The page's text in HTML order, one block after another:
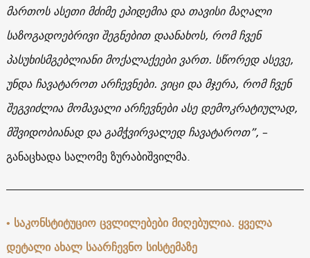
მართოს ასეთი მძიმე ეპიდემია და თავისი მაღალი
საზოგადოებრივი შეგნებით დაანახოს, რომ ჩვენ
პასუხისმგებლიანი მოქალაქეები ვართ. სწორედ ასევე,
უნდა ჩავატაროთ არჩევნები. ვიცი და მჯერა, რომ ჩვენ
შეგვიძლია მომავალი არჩევნები ასე დემოკრატიულად,
მშვიდობიანად და გამჭვირვალედ ჩავატაროთ”, –
განაცხადა სალომე ზურაბიშვილმა.
• საკონსტიტუციო ცვლილებები მიღებულია. ყველა
დეტალი ახალ საარჩევნო სისტემაზე